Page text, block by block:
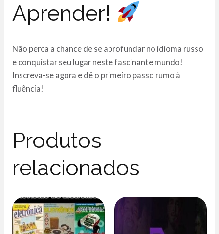
Aprender!
Não perca a chance de se aprofundar no idioma russo
e conquistar seu lugar neste fascinante mundo!
Inscreva-se agora e dê o primeiro passo rumo à
fluência!
Produtos
relacionados